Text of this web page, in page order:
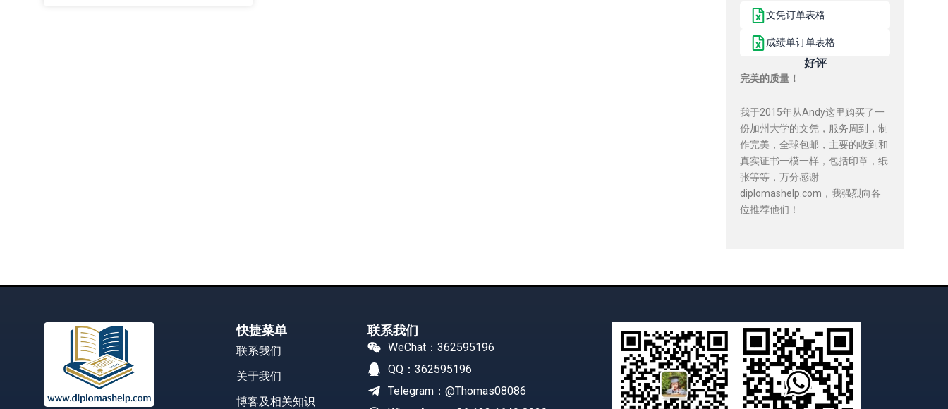
文凭订单表格
成绩单订单表格
好评
完美的质量！
我于2015年从Andy这里购买了一
份加州大学的文凭，服务周到，制
作完美，全球包邮，主要的收到和
真实证书一模一样，包括印章，纸
张等等，万分感谢
diplomashelp.com，我强烈向各
位推荐他们！
快捷菜单
联系我们
关于我们
博客及相关知识
联系我们
WeChat：362595196
QQ：362595196
Telegram：@Thomas08086